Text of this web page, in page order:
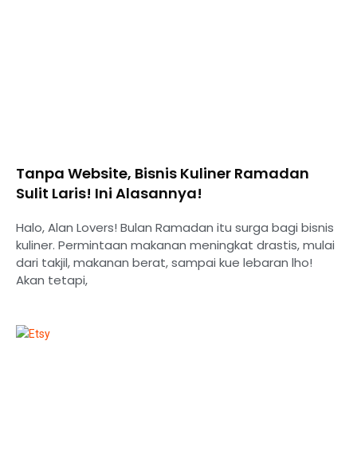
Tanpa Website, Bisnis Kuliner Ramadan
Sulit Laris! Ini Alasannya!
Halo, Alan Lovers! Bulan Ramadan itu surga bagi bisnis
kuliner. Permintaan makanan meningkat drastis, mulai
dari takjil, makanan berat, sampai kue lebaran lho!
Akan tetapi,